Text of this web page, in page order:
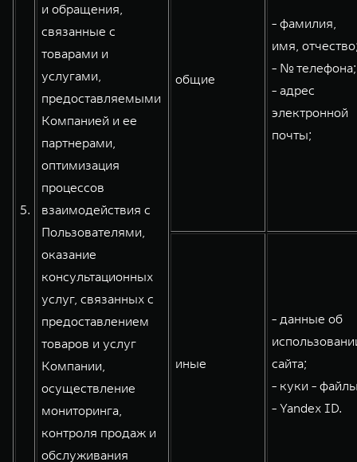
5.
и обращения,
связанные с
товарами и
услугами,
предоставляемыми
Компанией и ее
партнерами,
оптимизация
процессов
взаимодействия с
Пользователями,
оказание
консультационных
услуг, связанных с
предоставлением
товаров и услуг
Компании,
осуществление
мониторинга,
контроля продаж и
обслуживания
общие
- фамилия,
имя,
- № телефона;
- адрес
электронной
почты;
иные
- данные об
сайта;
- куки -
- Yandex ID.